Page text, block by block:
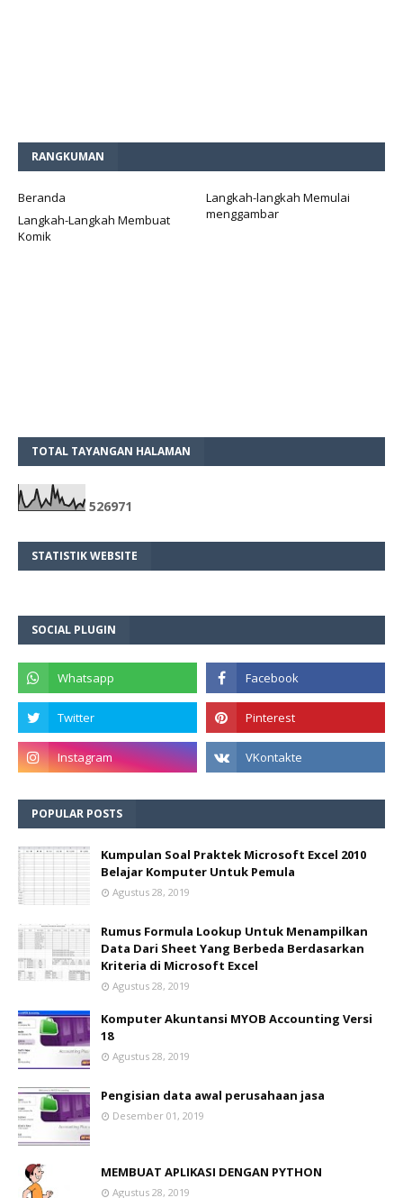
RANGKUMAN
Beranda
Langkah-langkah Memulai
menggambar
Langkah-Langkah Membuat
Komik
TOTAL TAYANGAN HALAMAN
526971
STATISTIK WEBSITE
SOCIAL PLUGIN
POPULAR POSTS
Kumpulan Soal Praktek Microsoft Excel 2010
Belajar Komputer Untuk Pemula
Agustus 28, 2019
Rumus Formula Lookup Untuk Menampilkan
Data Dari Sheet Yang Berbeda Berdasarkan
Kriteria di Microsoft Excel
Agustus 28, 2019
Komputer Akuntansi MYOB Accounting Versi
18
Agustus 28, 2019
Pengisian data awal perusahaan jasa
Desember 01, 2019
MEMBUAT APLIKASI DENGAN PYTHON
Agustus 28, 2019